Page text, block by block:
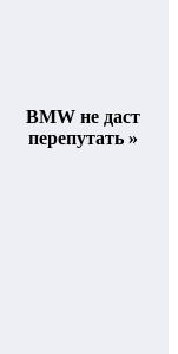
BMW не даст
перепутать »